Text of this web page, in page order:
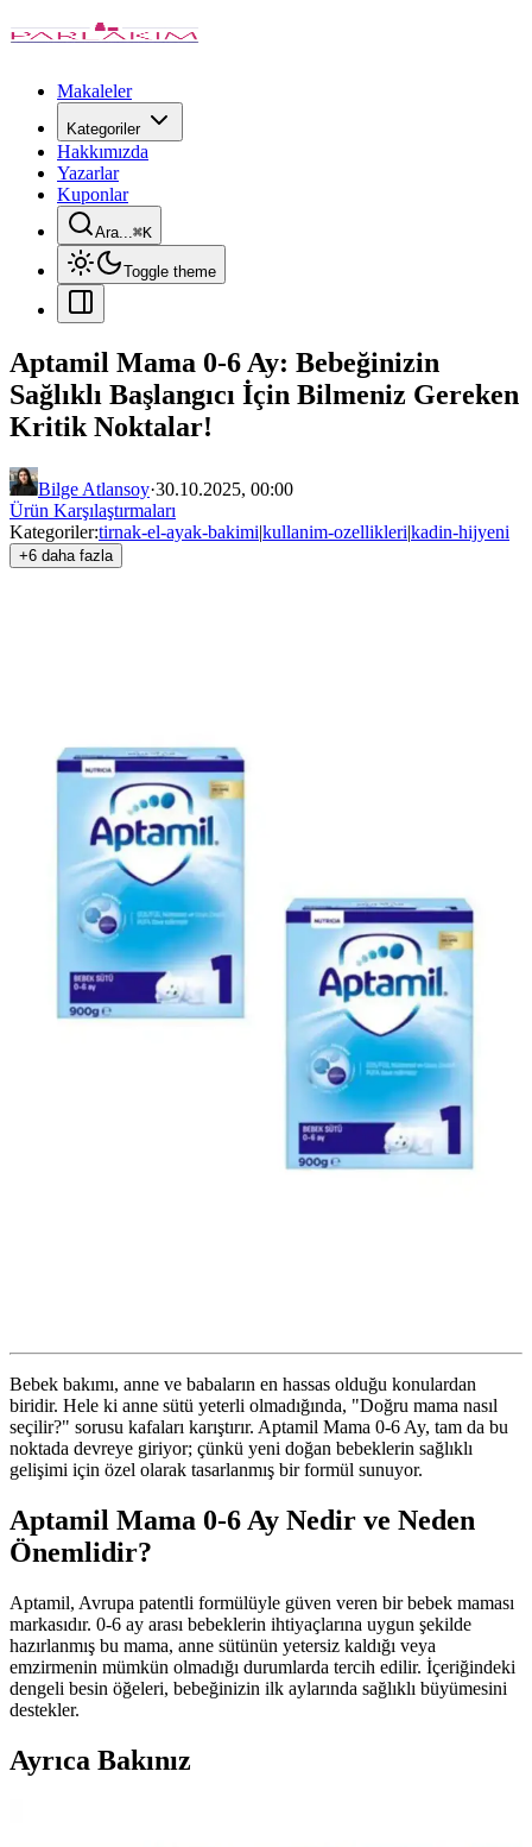
Makaleler
Kategoriler
Hakkımızda
Yazarlar
Kuponlar
Ara...⌘K
Toggle theme
Aptamil Mama 0-6 Ay: Bebeğinizin
Sağlıklı Başlangıcı İçin Bilmeniz Gereken
Kritik Noktalar!
Bilge Atlansoy·30.10.2025, 00:00
Ürün Karşılaştırmaları
Kategoriler:tirnak-el-ayak-bakimi|kullanim-ozellikleri|kadin-hijyeni
+6 daha fazla
Bebek bakımı, anne ve babaların en hassas olduğu konulardan
biridir. Hele ki anne sütü yeterli olmadığında, "Doğru mama nasıl
seçilir?" sorusu kafaları karıştırır. Aptamil Mama 0-6 Ay, tam da bu
noktada devreye giriyor; çünkü yeni doğan bebeklerin sağlıklı
gelişimi için özel olarak tasarlanmış bir formül sunuyor.
Aptamil Mama 0-6 Ay Nedir ve Neden
Önemlidir?
Aptamil, Avrupa patentli formülüyle güven veren bir bebek maması
markasıdır. 0-6 ay arası bebeklerin ihtiyaçlarına uygun şekilde
hazırlanmış bu mama, anne sütünün yetersiz kaldığı veya
emzirmenin mümkün olmadığı durumlarda tercih edilir. İçeriğindeki
dengeli besin öğeleri, bebeğinizin ilk aylarında sağlıklı büyümesini
destekler.
Ayrıca Bakınız